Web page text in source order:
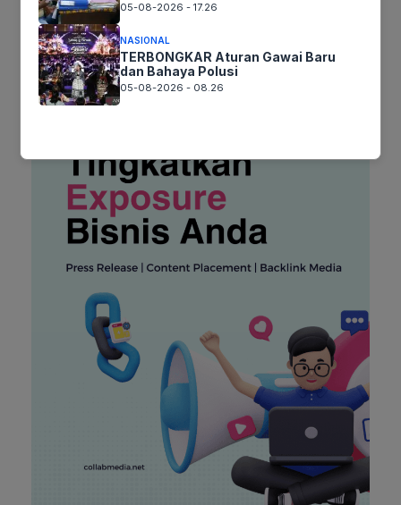
05-08-2026 - 17.26
NASIONAL
TERBONGKAR Aturan Gawai Baru
dan Bahaya Polusi
05-08-2026 - 08.26